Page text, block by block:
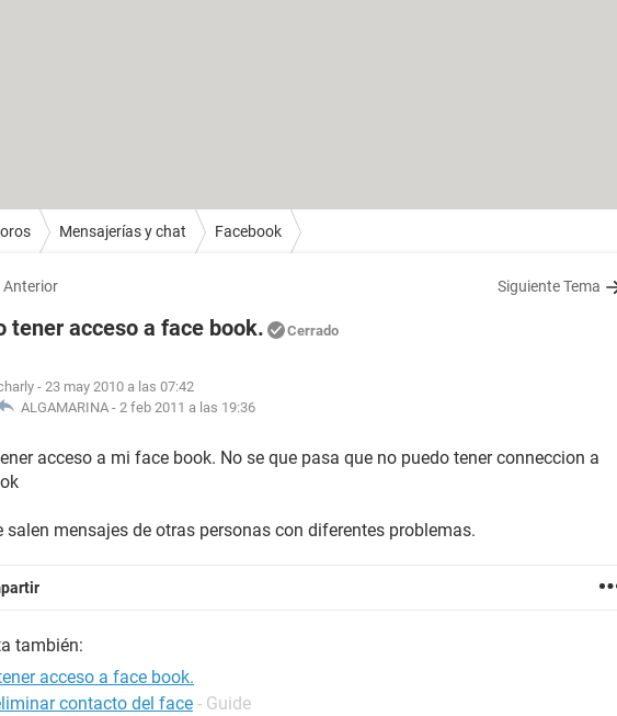
Mensajerías y chat Facebook
Anterior Siguiente Tema
tener acceso a face book. Cerrado
- 23 may 2010 a las 07:42
ALGAMARINA - 2 feb 2011 a las 19:36
acceso a mi face book. No se que pasa que no puedo tener conneccion a
salen mensajes de otras personas con diferentes problemas.
también:
acceso a face book.
contacto del face - Guide